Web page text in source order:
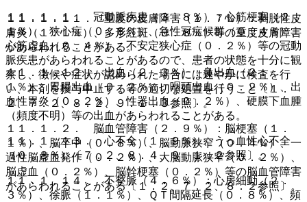
１１．１．１１． 重度の皮膚障害（１．７％）：剥脱性皮
膚炎（１．１％）、多形紅斑（０．８％）等の重度皮膚障害
があらわれることがある。
１１．１．１２． 出血（２．３％）：鼻出血（２．
１％）、胃腸出血（０．２％）、咽頭出血（０．２％）、出
血性胃炎（０．２％）、性器出血（０．２％）、硬膜下血腫
（頻度不明）等の出血があらわれることがある。
１１．１．１３． 心不全（１．９％）、うっ血性心不全
（０．８％）〔７．２、８．４、９．１．２参照〕。
１１．１．１４． 不整脈（４．６％）：心房細動（２．
３％）、徐脈（１．１％）、ＱＴ間隔延長（０．８％）、頻
１１．１．１． 冠動脈疾患（３．８％）：心筋梗塞（２．
１％）、狭心症（０．８％）、急性冠症候群（０．４％）、
心筋虚血（０．４％）、不安定狭心症（０．２％）等の冠動
脈疾患があらわれることがあるので、患者の状態を十分に観
察し、徴候や症状が認められた場合には速やかに検査を行
い、本剤を投与中止する等の適切な処置を行うこと〔１．
２、７．２、８．２、９．１．３参照〕。
１１．１．２． 脳血管障害（２．９％）：脳梗塞（１．
１％）、脳卒中（０．８％）、脳動脈狭窄（０．４％）、一
過性脳虚血発作（０．２％）、大脳動脈狭窄（０．２％）、
脳虚血（０．２％）、脳幹梗塞（０．２％）等の脳血管障害
があらわれることがある〔１．２、７．２、８．２参照〕。